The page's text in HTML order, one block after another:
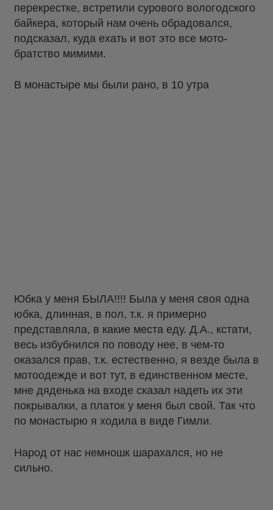
перекрестке, встретили сурового вологодского
байкера, который нам очень обрадовался,
подсказал, куда ехать и вот это все мото-
братство мимими.
В монастыре мы были рано, в 10 утра
Юбка у меня БЫЛА!!!! Была у меня своя одна
юбка, длинная, в пол, т.к. я примерно
представляла, в какие места еду. Д.А., кстати,
весь избубнился по поводу нее, в чем-то
оказался прав, т.к. естественно, я везде была в
мотоодежде и вот тут, в единственном месте,
мне дяденька на входе сказал надеть их эти
покрывалки, а платок у меня был свой. Так что
по монастырю я ходила в виде Гимли.
Народ от нас немношк шарахался, но не
сильно.